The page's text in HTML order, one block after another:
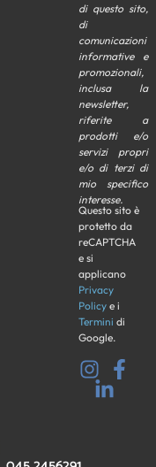
di questo sito,
di
comunicazioni
informative e
promozionali,
inclusa la
newsletter,
riferite a
prodotti e/o
servizi propri
e/o di terzi di
mio specifico
interesse.
Questo sito è
protetto da
reCAPTCHA
e si
applicano
Privacy
Policy e i
Termini di
Google.